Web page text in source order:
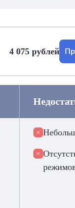
4 075 рублей